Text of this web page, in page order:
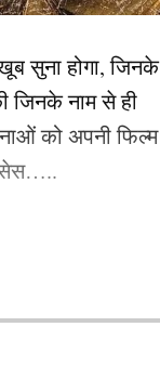
कि तिरुवनंतपुरम
सुना होगा, जिनके
जिनके नाम से ही
को अपनी फिल्म